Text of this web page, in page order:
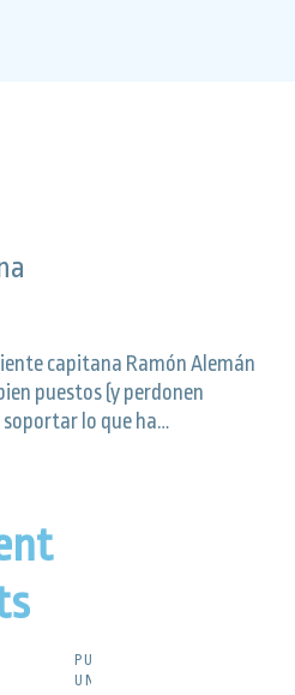
capitana Ramón Alemán
puestos (y perdonen
soportar lo que ha…
PUBLICACIONES,
UNCATEGORIZED